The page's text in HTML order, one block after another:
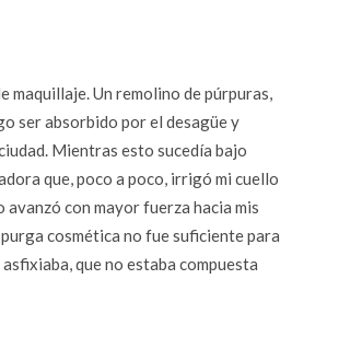
maquillaje. Un remolino de púrpuras,
ser absorbido por el desagüe y
Mientras esto sucedía bajo
que, poco a poco, irrigó mi cuello
avanzó con mayor fuerza hacia mis
cosmética no fue suficiente para
que no estaba compuesta